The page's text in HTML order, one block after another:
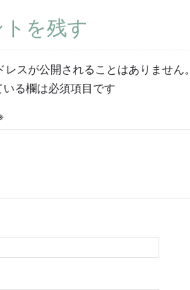
を残す
レスが公開されることはありません。
いる欄は必須項目です